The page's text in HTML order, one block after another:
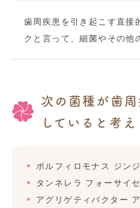
歯周疾患を引き起こす直接
クと言って、細菌やその他
次の菌種が歯
していると考え
ポルフィロモナス ジン
タンネレラ フォーサイ
アグリゲティバクター